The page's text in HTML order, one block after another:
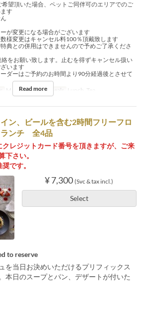
希望頂いた場合、ペットご同伴可のエリアでのご
す
が変更になる場合がございます
様変更はキャンセル料100％頂戴致します
典との併用はできませんので予めご了承くださ
絡をお願い致します。止むを得ずキャンセル扱い
います
ダーはご予約のお時間より90分経過後とさせて
M, Tu, W, Th, F Meals Lunch, Tea
Read more
イン、ビールを含む2時間フリーフロ
ランチ 全4品
レジットカード番号を頂きますが、ご来
下さい。
です。
¥ 7,300 (Svc & tax incl.)
Select
to reserve
を当日お決めいただけるプリフィックス
本日のスープとパン、デザートが付いた